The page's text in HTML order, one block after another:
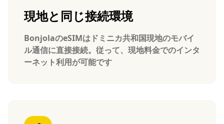
現地と同じ接続環境
BonjolaのeSIMはドミニカ共和国現地のモバイ
ル通信に直接接続。従って、現地料金でのインタ
ーネット利用が可能です